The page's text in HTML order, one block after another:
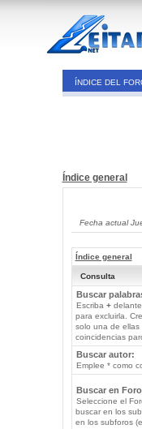
ÍNDICE DEL
Índice general
Fecha actual
Índice general
Consulta
Buscar
Escriba +delante
para excluirla.
solo una de ellas
coincidencias
Buscar autor:
Emplee * como
Buscar en
Seleccione el
buscar en los
en los subforos